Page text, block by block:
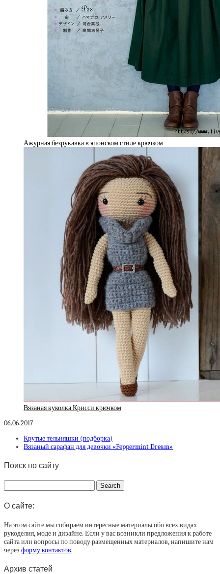
Ажурная безрукавка в японском стиле крючком
Вязаная куколка Крисси крючком
06.06.2017
Крутые тельняшки (подборка)
Вязаный сарафан для девочки «Peppermint Dream»
Поиск по сайту
О сайте:
На этом сайте мы собираем интересные материалы обо всех видах
рукоделия, моде и дизайне. Если у вас возникли предложения к работе
сайта или вопросы по поводу размещенных материалов, напишите нам
через форму контактов.
Архив статей